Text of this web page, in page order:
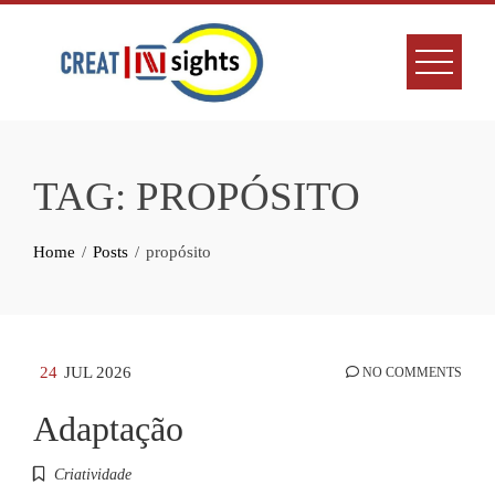
TAG: PROPÓSITO
Home Posts propósito
24 JUL 2026 NO COMMENTS
Adaptação
Criatividade